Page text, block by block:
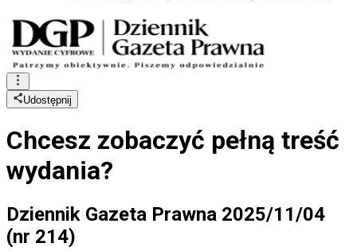
Udostępnij
Chcesz zobaczyć pełną treść
wydania?
Dziennik Gazeta Prawna 2025/11/04
(nr 214)